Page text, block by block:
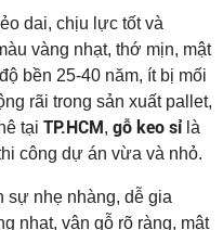
dai, chịu lực tốt và
vàng nhạt, thớ mịn, mật
bền 25-40 năm, ít bị mối
rãi trong sản xuất pallet,
tại TP.HCM, gỗ keo sỉlà
công dự án vừa và nhỏ.
sự nhẹ nhàng, dễ gia
nhạt, vân gỗ rõ ràng, mật